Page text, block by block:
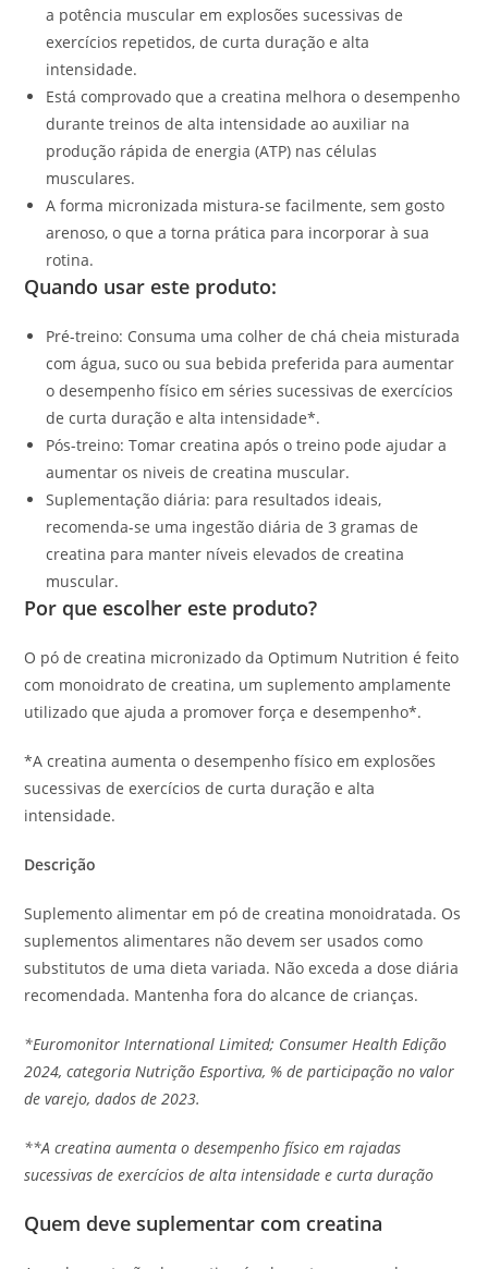
a potência muscular em explosões sucessivas de
exercícios repetidos, de curta duração e alta
intensidade.
Está comprovado que a creatina melhora o desempenho
durante treinos de alta intensidade ao auxiliar na
produção rápida de energia (ATP) nas células
musculares.
A forma micronizada mistura-se facilmente, sem gosto
arenoso, o que a torna prática para incorporar à sua
rotina.
Quando usar este produto:
Pré-treino: Consuma uma colher de chá cheia misturada
com água, suco ou sua bebida preferida para aumentar
o desempenho físico em séries sucessivas de exercícios
de curta duração e alta intensidade*.
Pós-treino: Tomar creatina após o treino pode ajudar a
aumentar os niveis de creatina muscular.
Suplementação diária: para resultados ideais,
recomenda-se uma ingestão diária de 3 gramas de
creatina para manter níveis elevados de creatina
muscular.
Por que escolher este produto?
O pó de creatina micronizado da Optimum Nutrition é feito
com monoidrato de creatina, um suplemento amplamente
utilizado que ajuda a promover força e desempenho*.
*A creatina aumenta o desempenho físico em explosões
sucessivas de exercícios de curta duração e alta
intensidade.
Descrição
Suplemento alimentar em pó de creatina monoidratada. Os
suplementos alimentares não devem ser usados ​​como
substitutos de uma dieta variada. Não exceda a dose diária
recomendada. Mantenha fora do alcance de crianças.
*Euromonitor International Limited; Consumer Health Edição
2024, categoria Nutrição Esportiva, % de participação no valor
de varejo, dados de 2023.
**A creatina aumenta o desempenho físico em rajadas
sucessivas de exercícios de alta intensidade e curta duração
Quem deve suplementar com creatina